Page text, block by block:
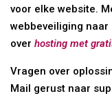
voor elke website.
webbeveiliging
overhosting met
Vragen over
Mail gerust naar